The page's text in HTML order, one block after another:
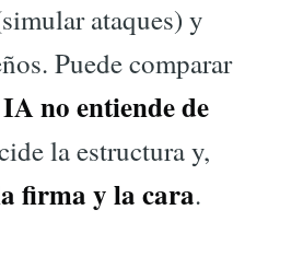
ataques) y
Puede comparar
no entiende de
la estructura y,
firma y la cara.